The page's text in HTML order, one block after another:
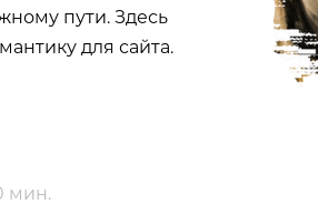
пути. Здесь
для сайта.
мин.